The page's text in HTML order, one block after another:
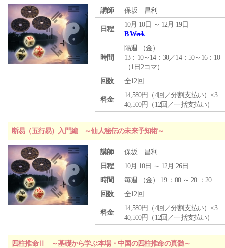
講師 保坂 昌利
日程
10月 10日 ～ 12月 19日
B Week
時間
隔週 （金）
13：10～14：30／14：50～16：10
（1日2コマ）
回数
全12回
料金
14,580円（4回／分割支払い）×3
40,500円（12回／一括支払い）
断易（五行易）入門編 ～仙人秘伝の未来予知術～
講師
保坂 昌利
日程
10月 10日 ～ 12月 26日
時間
毎週 （金） 19 ：00 ～ 20 ：20
回数
全12回
料金
14,580円（4回／分割支払い）×3
40,500円（12回／一括支払い）
四柱推命Ⅱ ～基礎から学ぶ本場・中国の四柱推命の真髄～